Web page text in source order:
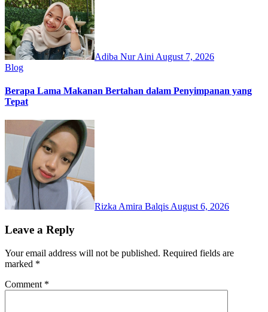
Adiba Nur Aini August 7, 2026
Blog
Berapa Lama Makanan Bertahan dalam Penyimpanan yang
Tepat
Rizka Amira Balqis August 6, 2026
Leave a Reply
Your email address will not be published. Required fields are
marked *
Comment *